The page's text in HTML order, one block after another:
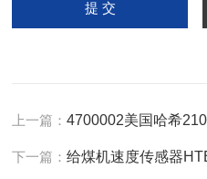
上一篇：4700002美国哈希
下一篇：给煤机速度传感器